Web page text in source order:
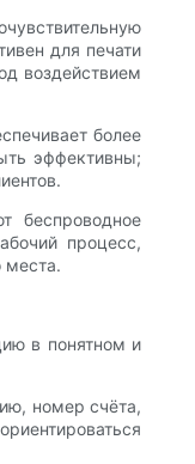
для печати
воздействием
более
эффективны;
беспроводное
процесс,
места.
в понятном и
номер счёта,